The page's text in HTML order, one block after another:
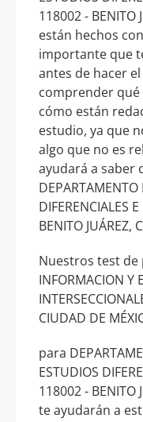
118002 - BENITO
están hechos
importante que
antes de hacer
comprender
cómo están
estudio, ya que
algo que no es
ayudará a saber
DEPARTAMENTO
DIFERENCIALES
BENITO JUÁREZ,
Nuestros test de
INFORMACION Y
CIUDAD DE
para
ESTUDIOS
118002 - BENITO
te ayudarán a